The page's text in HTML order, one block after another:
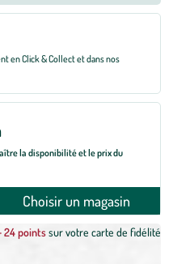
en Click & Collect et dans nos
la disponibilité et le prix du
Choisir un magasin
24 pointssur votre carte de fidélité